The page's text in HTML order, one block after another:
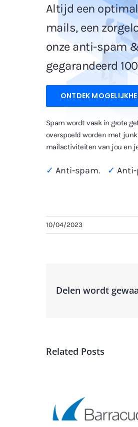
Altijd een
mails, een
onze anti-spam
gegarandeerd
ONTDEK
Spam wordt vaak in grote
overspoeld worden met
mailactiviteiten van jou en
✓ Anti-spam. ✓
10/04/2023
Delen wordt
Related Posts